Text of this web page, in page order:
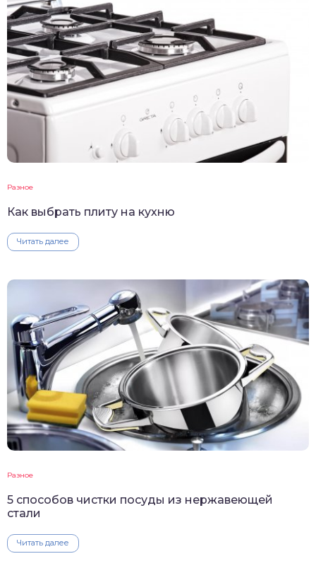
Разное
Как выбрать плиту на кухню
Читать далее
Разное
5 способов чистки посуды из нержавеющей
стали
Читать далее